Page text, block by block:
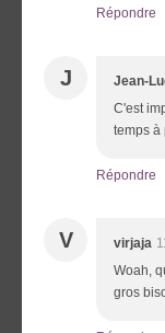
Répondre
J Jean-
C'est
temps à
Répondre
V virjaja
Woah,
gros